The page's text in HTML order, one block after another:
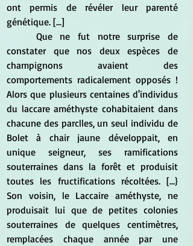
ont permis de révéler leur parenté
génétique. [...]
constater que nos deux espèces de
champignons avaient des
comportements radicalement opposés !
Alors que plusieurs centaines d'individus
du laccare améthyste cohabitaient dans
chacune des parclles, un seul individu de
Bolet à chair jaune développait, en
unique seigneur, ses ramifications
souterraines dans la forêt et produisit
toutes les fructifications récoltées. [...}
Son voisin, le Laccaire améthyste, ne
produisait lui que de petites colonies
souterraines de quelques centimètres,
remplacées chaque année par une